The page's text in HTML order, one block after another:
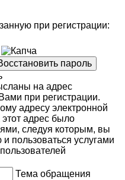
при регистрации:
на адрес
при регистрации.
адресу электронной
адрес было
следуя которым, вы
пользоваться услугами
Тема обращения